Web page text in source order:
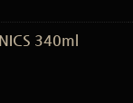
340ml